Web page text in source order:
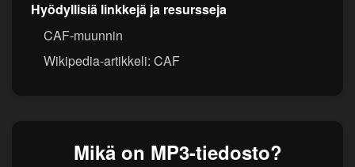
Hyödyllisiä linkkejä ja resursseja
CAF-muunnin
Wikipedia-artikkeli: CAF
Mikä on MP3-tiedosto?